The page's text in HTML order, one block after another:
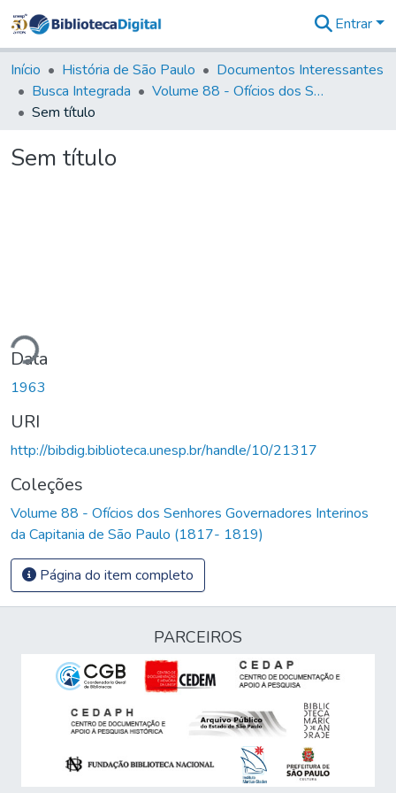
&
Coleções
Tudo na
Entrar
Início História de São Paulo
Documentos Interessantes
Busca Integrada
Volume 88 - Ofícios dos Senhores Governadores Interinos da Capitania de São Paulo (1817- 1819)
Sem título
Sem título
Data
1963
URI
http://bibdig.biblioteca.unesp.br/handle/10/21317
Coleções
Volume 88 - Ofícios dos Senhores Governadores Interinos
da Capitania de São Paulo (1817- 1819)
Página do item completo
PARCEIROS